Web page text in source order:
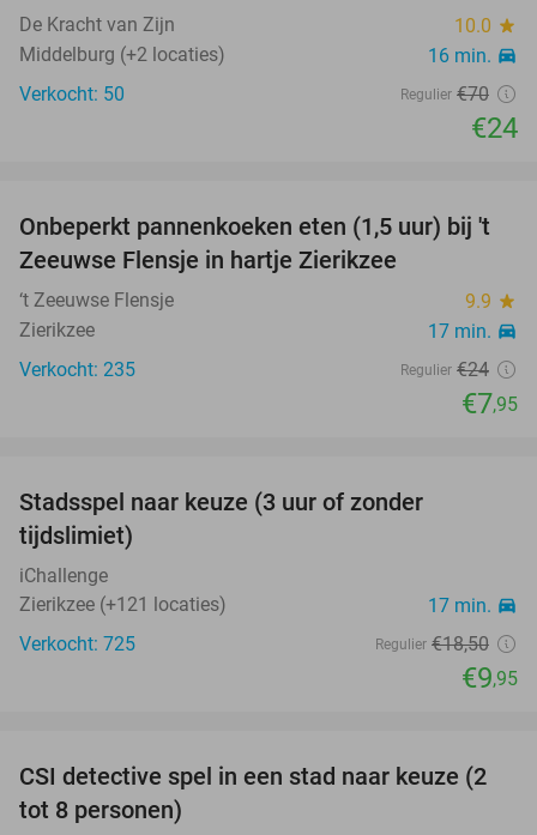
De Kracht van Zijn 10.0 star
Middelburg (+2 locaties) 16 min. directions_car
Verkocht: 50 Regulier €70
€24
67%
Onbeperkt pannenkoeken eten (1,5 uur) bij 't
Zeeuwse Flensje in hartje Zierikzee
‘t Zeeuwse Flensje 9.9 star
Zierikzee 17 min. directions_car
Verkocht: 235 Regulier €24
€7,95
Stadsspel naar keuze (3 uur of zonder
tijdslimiet)
iChallenge
Zierikzee (+121 locaties)
17 min. directions_car
Verkocht: 725 Regulier €18,50
€9,95
80%
CSI detective spel in een stad naar keuze (2
tot 8 personen)